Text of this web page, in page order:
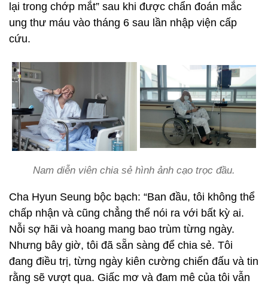
lại trong chớp mắt” sau khi được chẩn đoán mắc
ung thư máu vào tháng 6 sau lần nhập viện cấp
cứu.
Nam diễn viên chia sẻ hình ảnh cạo trọc đầu.
Cha Hyun Seung bộc bạch: “Ban đầu, tôi không thể
chấp nhận và cũng chẳng thể nói ra với bất kỳ ai.
Nỗi sợ hãi và hoang mang bao trùm từng ngày.
Nhưng bây giờ, tôi đã sẵn sàng để chia sẻ. Tôi
đang điều trị, từng ngày kiên cường chiến đấu và tin
rằng sẽ vượt qua. Giấc mơ và đam mê của tôi vẫn